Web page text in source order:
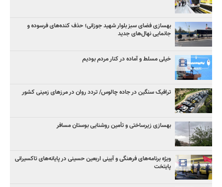
بهسازی فضای سبز بلوار شهید جوزانی؛ حذف کنده‌های فرسوده و
جانمایی نهال‌های جدید
خیلی مسلط و آماده در کنار مردم بودیم
ترافیک سنگین در جاده چالوس/ تردد روان در مرزهای زمینی کشور
بهسازی زیرساختی و تأمین روشنایی بوستان مسافر
ویژه برنامه‌های فرهنگی و آیینی اربعین حسینی در پایانه‌های تاکسیرانی
پایتخت